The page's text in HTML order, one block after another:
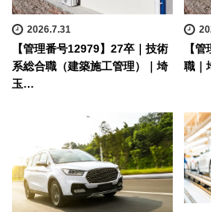
2026.7.31
【管理番号12979】27卒｜技術
系総合職（建築施工管理）｜埼
玉…
【
職｜